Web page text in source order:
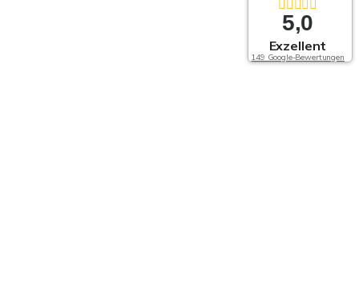
5,0
Exzellent
149 Google-Bewertungen